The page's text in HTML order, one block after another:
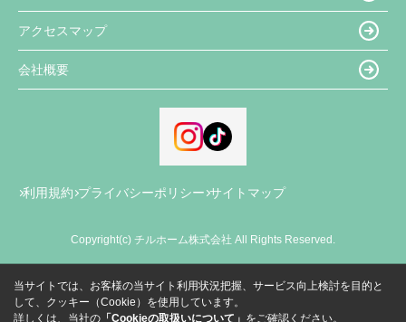
アクセスマップ
会社概要
利用規約 プライバシーポリシー サイトマップ
Copyright(c) チルホーム株式会社 All Rights Reserved.
当サイトでは、お客様の当サイト利用状況把握、サービス向上検討を目的と
して、クッキー（Cookie）を使用しています。
詳しくは、当社の 「Cookieの取扱いについて」 をご確認ください。